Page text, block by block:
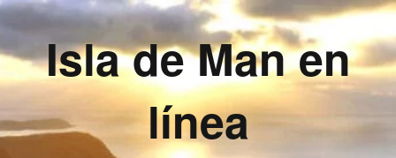
Isla de Man en
línea